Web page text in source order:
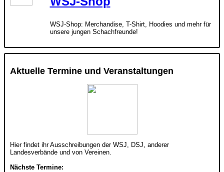
WSJ-Shop: Merchandise, T-Shirt, Hoodies und mehr für
unsere jungen Schachfreunde!
Aktuelle Termine und Veranstaltungen
Hier findet ihr Ausschreibungen der WSJ, DSJ, anderer
Landesverbände und von Vereinen.
Nächste Termine: